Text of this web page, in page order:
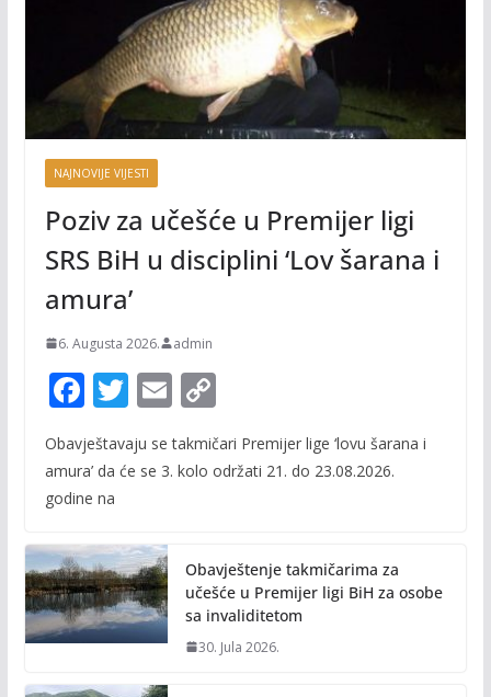
NAJNOVIJE VIJESTI
Poziv za učešće u Premijer ligi
SRS BiH u disciplini ‘Lov šarana i
amura’
6. Augusta 2026. admin
F
ac
e
b
o
k
T
itt
E
m
ai
C
o
p
n
k
Obavještavaju se takmičari Premijer lige ‘lovu šarana i
amura’ da će se 3. kolo održati 21. do 23.08.2026.
godine na
Obavještenje takmičarima za
učešće u Premijer ligi BiH za osobe
sa invaliditetom
30. Jula 2026.